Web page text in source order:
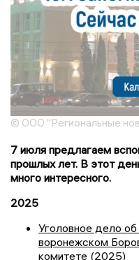
© ООО "Региональные
7 июля предлагаем
прошлых лет. В этот
много интересного.
2025
Уголовное дело об
воронежском
комитете (2025)